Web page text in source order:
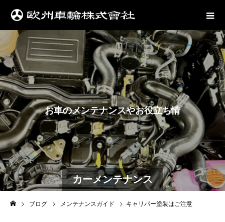
カーメンテナンス
お車のメンテナンスやお役立ち情報はこちら
ブログ メンテナンスガイド キャリパー塗装はご注意